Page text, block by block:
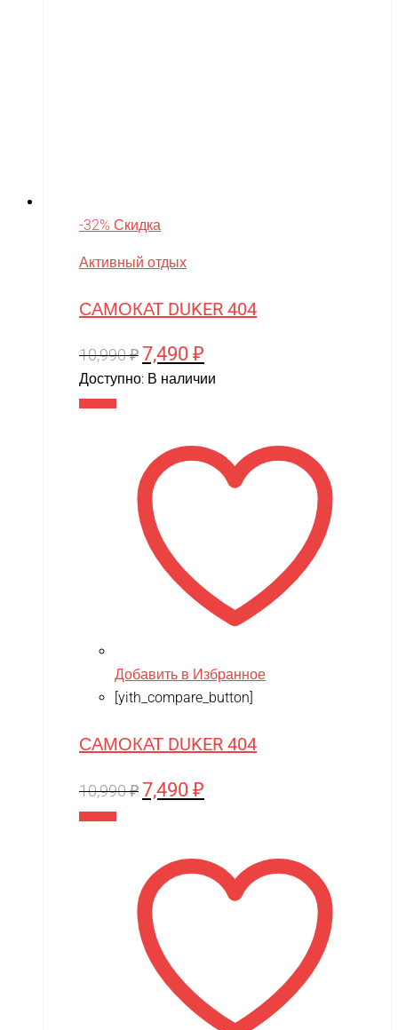
-32% Скидка
Активный отдых
САМОКАТ DUKER 404
10,990₽ Первоначальная
цена
7,490 ₽
цена:
Доступно: В наличии
Добавить в Избранное
[yith_compare_button]
САМОКАТ DUKER 404
10,990₽ Первоначальная
10,990 ₽.
7,490 ₽